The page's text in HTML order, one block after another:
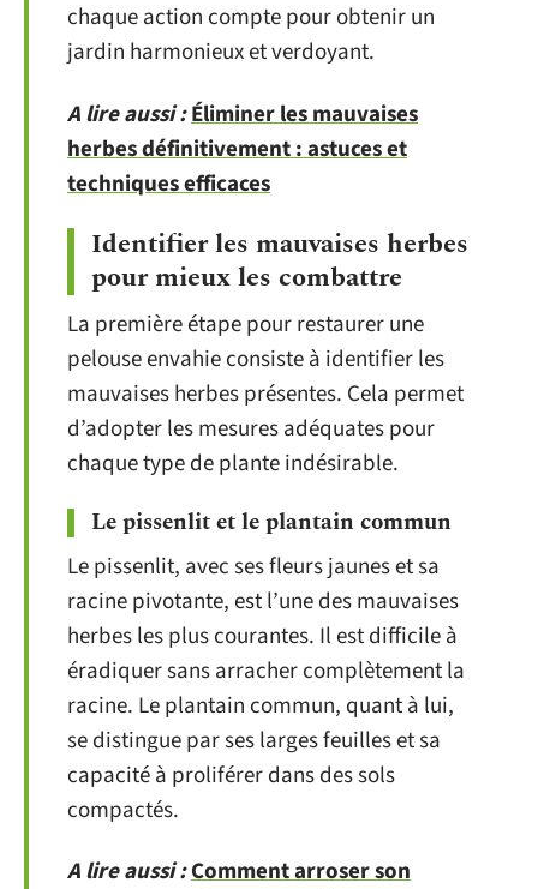
chaque action compte pour obtenir un
jardin harmonieux et verdoyant.
A lire aussi :Éliminer les mauvaises
herbes définitivement : astuces et
techniques efficaces
Identifier les mauvaises herbes
pour mieux les combattre
La première étape pour restaurer une
pelouse envahie consiste à identifier les
mauvaises herbes présentes. Cela permet
d’adopter les mesures adéquates pour
chaque type de plante indésirable.
Le pissenlit et le plantain commun
Le pissenlit, avec ses fleurs jaunes et sa
racine pivotante, est l’une des mauvaises
herbes les plus courantes. Il est difficile à
éradiquer sans arracher complètement la
racine. Le plantain commun, quant à lui,
se distingue par ses larges feuilles et sa
capacité à proliférer dans des sols
compactés.
A lire aussi :Comment arroser son